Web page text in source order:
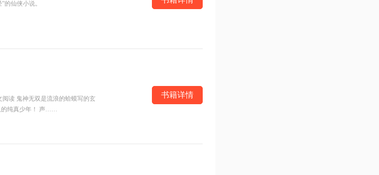
的仙侠小说。
读 鬼神无双是流浪的蛤蟆写的玄
的纯真少年！ 声……
书籍详情